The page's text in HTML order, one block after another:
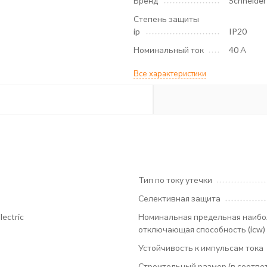
Степень защиты
ip
IP20
Номинальный ток
40 А
Все характеристики
Тип по току утечки
Селективная защита
Номинальная предельная
отключающая способность (icw)
Устойчивость к импульсам тока